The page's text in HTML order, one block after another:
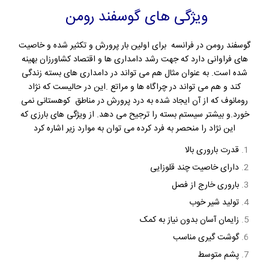
ویژگی های گوسفند رومن
گوسفند رومن در فرانسه برای اولین بار پرورش و تکثیر شده و خاصیت
های فراوانی دارد که جهت رشد دامداری ها و اقتصاد کشاورزان بهینه
شده است. به عنوان مثال هم می تواند در دامداری های بسته زندگی
کند و هم می تواند در چراگاه ها و مراتع .این در حالیست که نژاد
رومانوف که از آن ایجاد شده به درد پرورش در مناطق کوهستانی نمی
خورد.و بیشتر سیستم بسته را ترجیح می دهد. از ویژگی های بارزی که
این نژاد را منحصر به فرد کرده می توان به موارد زیر اشاره کرد
قدرت باروری بالا
دارای خاصیت چند قلوزایی
باروری خارج از فصل
تولید شیر خوب
زایمان آسان بدون نیاز به کمک
گوشت گیری مناسب
پشم متوسط